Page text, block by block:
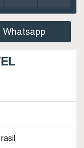
Whatsapp